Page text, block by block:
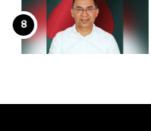
৪
৫